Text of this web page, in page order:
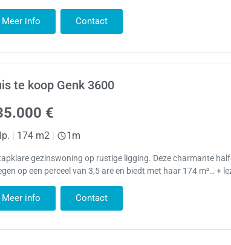
Meer info Contact
te koop Genk 3600
€
| 174 m2 | 1m
gezinswoning op rustige ligging. Deze charmante
op een perceel van 3,5 are en biedt met haar 174 m²… +
Meer info Contact